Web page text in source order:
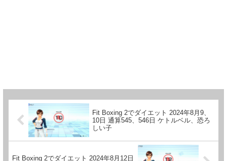
Fit Boxing 2でダイエット 2024年8月9、
10日 通算545、546日 ケトルベル、恐ろ
しい子
Fit Boxing 2でダイエット 2024年8月12日